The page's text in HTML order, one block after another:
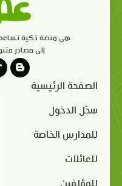
هي منصة ذكية تساعد
إلى مصادر
الصفحة الرئيسية
سجّل الدخول
للمدارس الخاصة
للعائلات
للمؤلفين